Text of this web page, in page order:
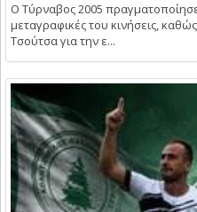
Ο Τύρναβος 2005
μεταγραφικές του κινήσεις,
Τσούτσα για την ε...